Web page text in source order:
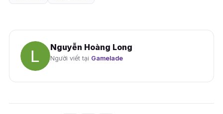
Nguyễn Hoàng Long
Người viết tại Gamelade